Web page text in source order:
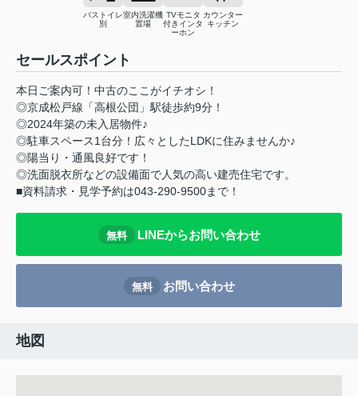
バストイレ
別
室内洗濯機
置場
TVモニタ
付きインタ
ーホン
カウンター
キッチン
セールスポイント
本日ご案内可！中古のここがイチオシ！
◎京成松戸線「高根公団」駅徒歩約9分！
◎2024年築の未入居物件♪
◎駐車スペース1台分！広々としたLDKに住みませんか♪
◎陽当り・通風良好です！
◎洗面脱衣所などの設備面で人気の高い建売住宅です。
■資料請求・見学予約は043-290-9500まで！
無料 LINEからお問い合わせ
無料 お問い合わせ
地図